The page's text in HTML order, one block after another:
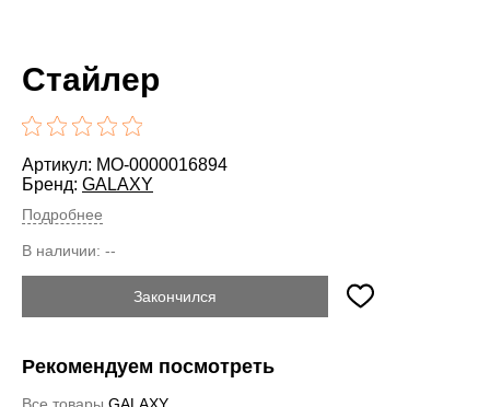
Стайлер
Артикул: MO-0000016894
Бренд: GALAXY
Подробнее
В наличии: --
Закончился
Рекомендуем посмотреть